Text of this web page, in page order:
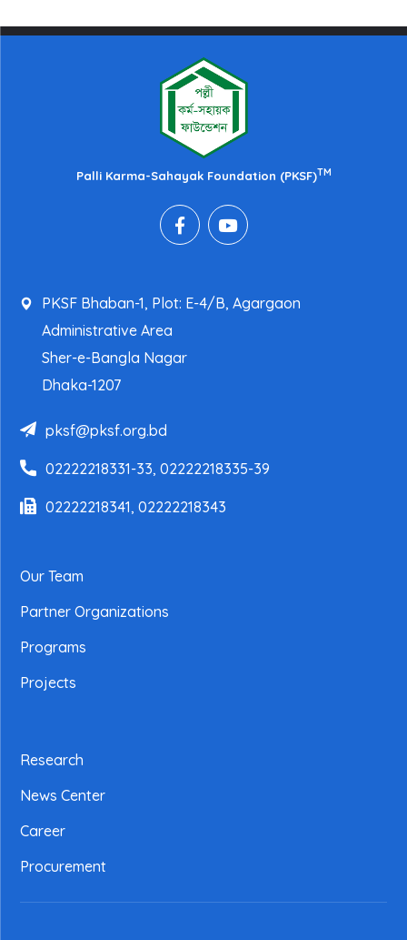
Palli Karma-Sahayak Foundation (PKSF)TM
PKSF Bhaban-1, Plot: E-4/B, Agargaon
Administrative Area
Sher-e-Bangla Nagar
Dhaka-1207
pksf@pksf.org.bd
02222218331-33, 02222218335-39
02222218341, 02222218343
Our Team
Partner Organizations
Programs
Projects
Research
News Center
Career
Procurement